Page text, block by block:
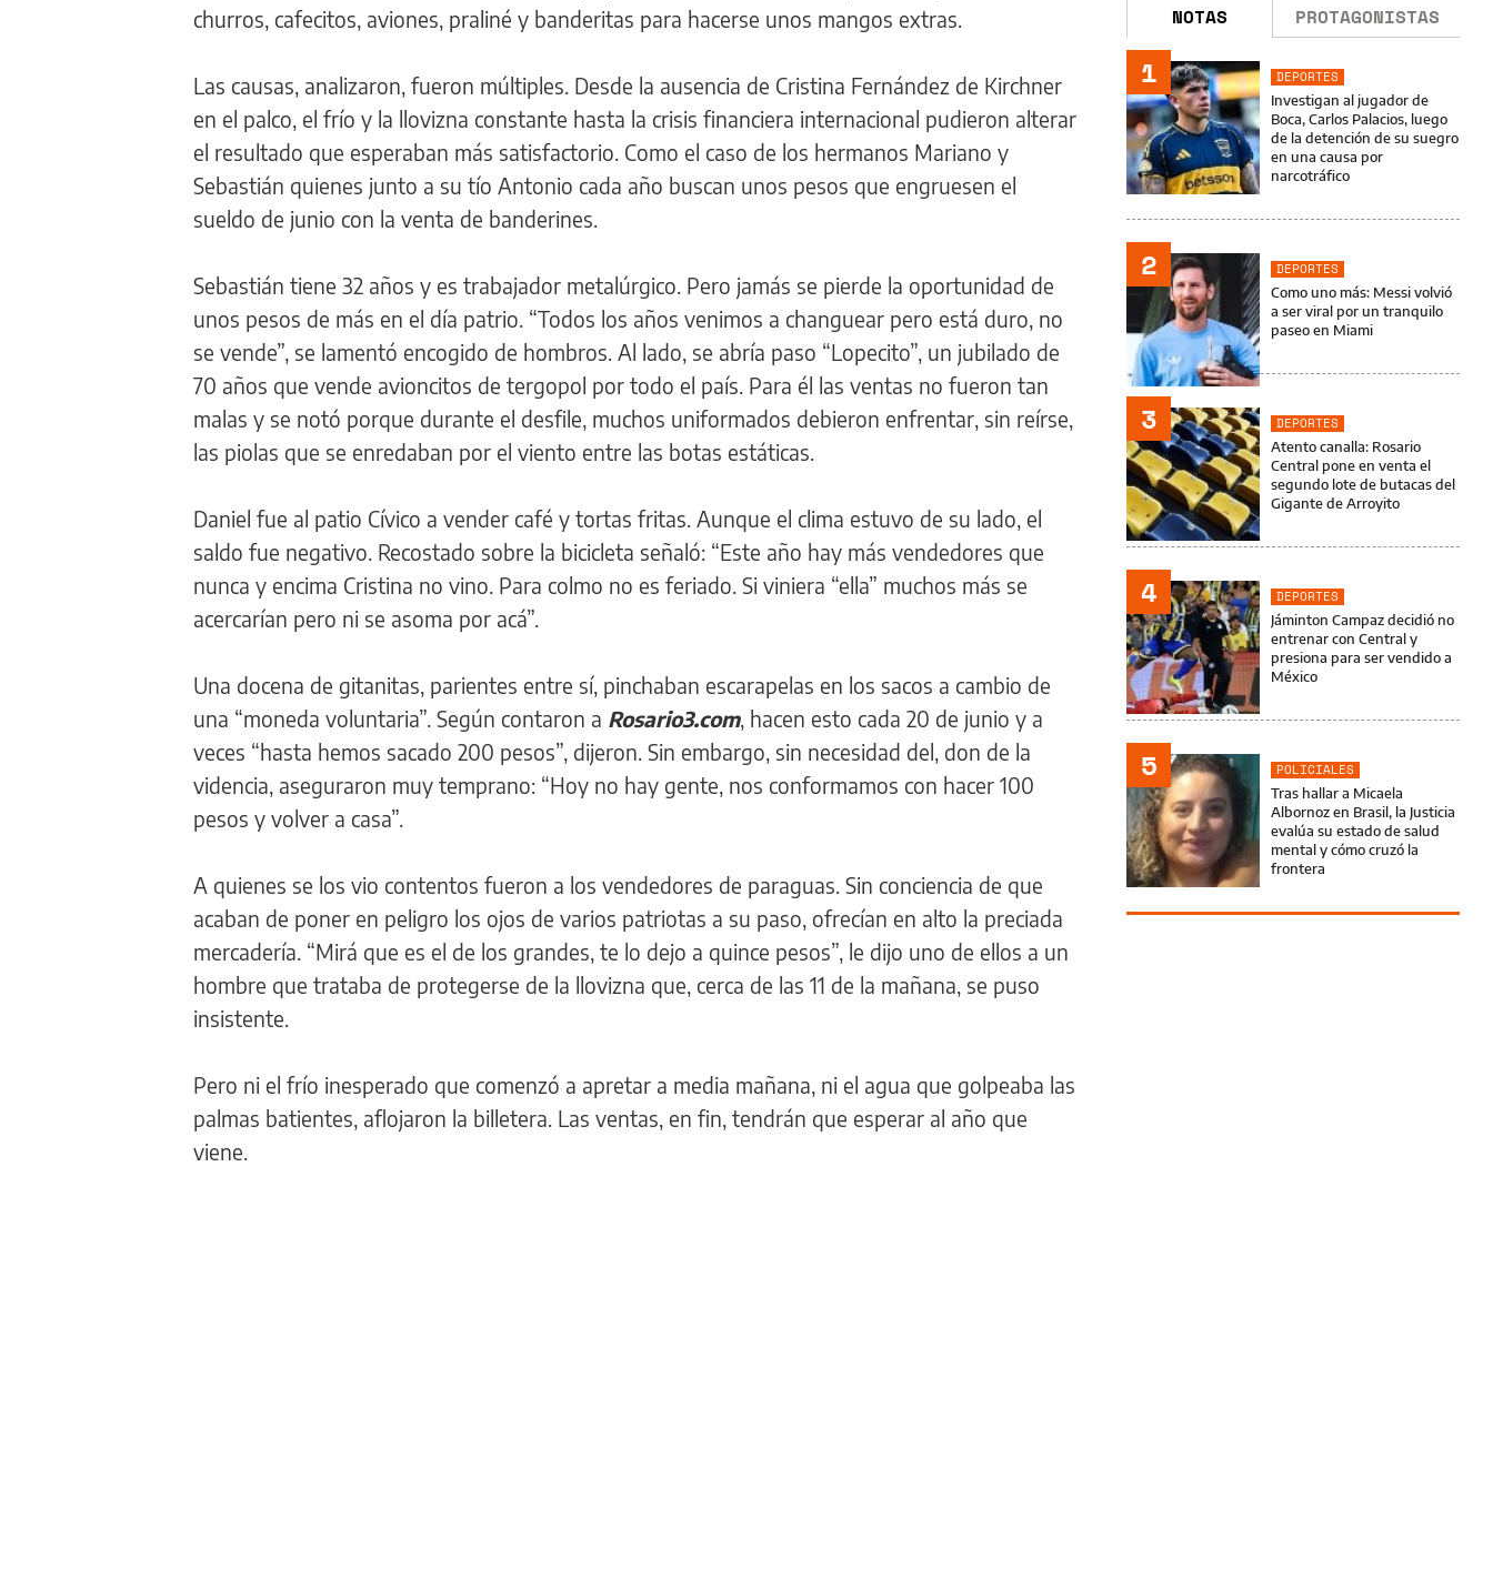
churros, cafecitos, aviones, praliné y banderitas para hacerse unos mangos extras.
Las causas, analizaron, fueron múltiples. Desde la ausencia de Cristina Fernández de Kirchner
en el palco, el frío y la llovizna constante hasta la crisis financiera internacional pudieron alterar
el resultado que esperaban más satisfactorio. Como el caso de los hermanos Mariano y
Sebastián quienes junto a su tío Antonio cada año buscan unos pesos que engruesen el
sueldo de junio con la venta de banderines.
Sebastián tiene 32 años y es trabajador metalúrgico. Pero jamás se pierde la oportunidad de
unos pesos de más en el día patrio. “Todos los años venimos a changuear pero está duro, no
se vende”, se lamentó encogido de hombros. Al lado, se abría paso “Lopecito”, un jubilado de
70 años que vende avioncitos de tergopol por todo el país. Para él las ventas no fueron tan
malas y se notó porque durante el desfile, muchos uniformados debieron enfrentar, sin reírse,
las piolas que se enredaban por el viento entre las botas estáticas.
Daniel fue al patio Cívico a vender café y tortas fritas. Aunque el clima estuvo de su lado, el
saldo fue negativo. Recostado sobre la bicicleta señaló: “Este año hay más vendedores que
nunca y encima Cristina no vino. Para colmo no es feriado. Si viniera “ella” muchos más se
acercarían pero ni se asoma por acá”.
Una docena de gitanitas, parientes entre sí, pinchaban escarapelas en los sacos a cambio de
una “moneda voluntaria”. Según contaron a Rosario3.com, hacen esto cada 20 de junio y a
veces “hasta hemos sacado 200 pesos”, dijeron. Sin embargo, sin necesidad del, don de la
videncia, aseguraron muy temprano: “Hoy no hay gente, nos conformamos con hacer 100
pesos y volver a casa”.
A quienes se los vio contentos fueron a los vendedores de paraguas. Sin conciencia de que
acaban de poner en peligro los ojos de varios patriotas a su paso, ofrecían en alto la preciada
mercadería. “Mirá que es el de los grandes, te lo dejo a quince pesos”, le dijo uno de ellos a un
hombre que trataba de protegerse de la llovizna que, cerca de las 11 de la mañana, se puso
insistente.
Pero ni el frío inesperado que comenzó a apretar a media mañana, ni el agua que golpeaba las
palmas batientes, aflojaron la billetera. Las ventas, en fin, tendrán que esperar al año que
viene.
NOTAS PROTAGONISTAS
1
DEPORTES
Investigan al jugador de
Boca, Carlos Palacios, luego
de la detención de su suegro
en una causa por
narcotráfico
2
DEPORTES
Como uno más: Messi volvió
a ser viral por un tranquilo
paseo en Miami
3
DEPORTES
Atento canalla: Rosario
Central pone en venta el
segundo lote de butacas del
Gigante de Arroyito
4
DEPORTES
Jáminton Campaz decidió no
entrenar con Central y
presiona para ser vendido a
México
5
POLICIALES
Tras hallar a Micaela
Albornoz en Brasil, la Justicia
evalúa su estado de salud
mental y cómo cruzó la
frontera